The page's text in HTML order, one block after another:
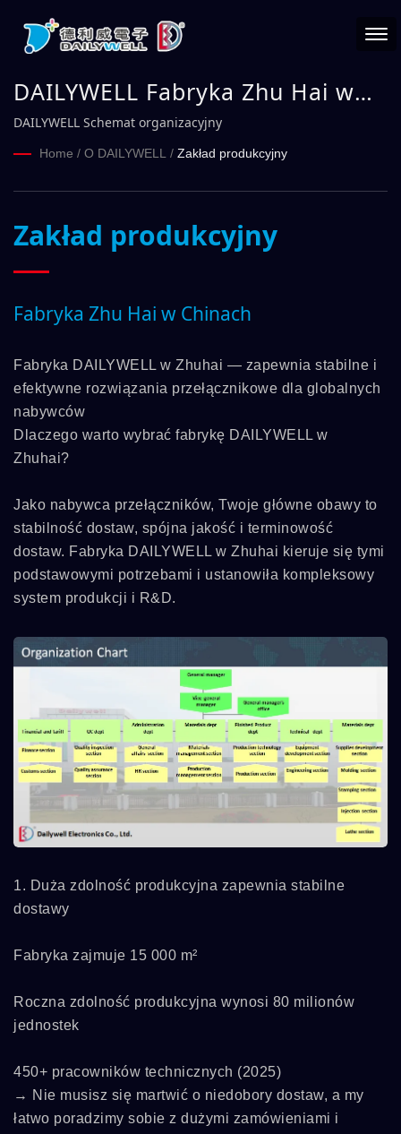
DAILYWELL Fabryka Zhu Hai w
Chinach
DAILYWELL Schemat organizacyjny
Home / O DAILYWELL / Zakład produkcyjny
Zakład produkcyjny
Fabryka Zhu Hai w Chinach
Fabryka DAILYWELL w Zhuhai — zapewnia stabilne i
efektywne rozwiązania przełącznikowe dla globalnych
nabywców
Dlaczego warto wybrać fabrykę DAILYWELL w
Zhuhai?
Jako nabywca przełączników, Twoje główne obawy to
stabilność dostaw, spójna jakość i terminowość
dostaw. Fabryka DAILYWELL w Zhuhai kieruje się tymi
podstawowymi potrzebami i ustanowiła kompleksowy
system produkcji i R&D.
1. Duża zdolność produkcyjna zapewnia stabilne
dostawy
Fabryka zajmuje 15 000 m²
Roczna zdolność produkcyjna wynosi 80 milionów
jednostek
450+ pracowników technicznych (2025)
→ Nie musisz się martwić o niedobory dostaw, a my
łatwo poradzimy sobie z dużymi zamówieniami i